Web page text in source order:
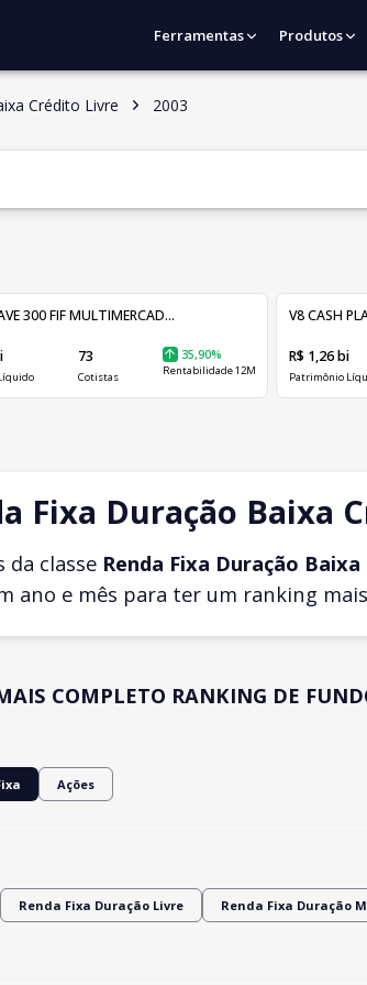
Ferramentas Produtos
Crédito Livre 2003
300 FIF MULTIMERCAD...
73
Cotistas
35,90%
Rentabilidade 12M
V8 CASH
R$ 1,26 bi
Patrimônio
Fixa Duração Baixa
classe Renda Fixa Duração
ano e mês para ter um ranking
COMPLETO RANKING DE
Ações
Renda Fixa Duração Livre Renda Fixa Duração